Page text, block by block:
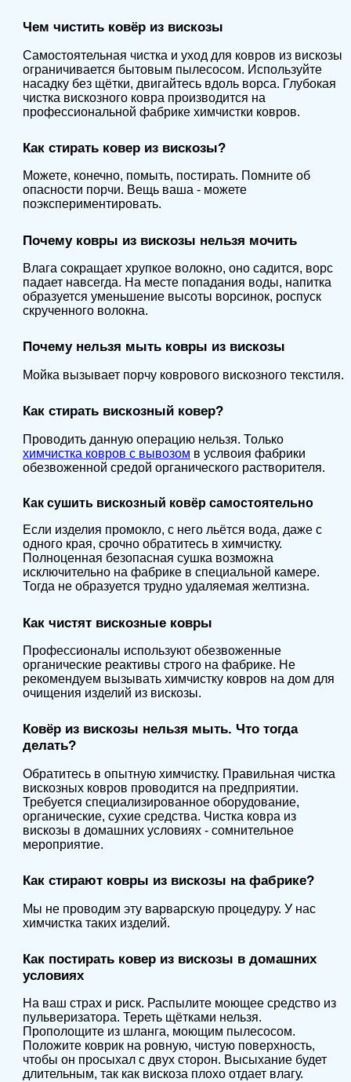
Чем чистить ковёр из вискозы
Самостоятельная чистка и уход для ковров из вискозы
ограничивается бытовым пылесосом. Используйте
насадку без щётки, двигайтесь вдоль ворса. Глубокая
чистка вискозного ковра производится на
профессиональной фабрике химчистки ковров.
Как стирать ковер из вискозы?
Можете, конечно, помыть, постирать. Помните об
опасности порчи. Вещь ваша - можете
поэкспериментировать.
Почему ковры из вискозы нельзя мочить
Влага сокращает хрупкое волокно, оно садится, ворс
падает навсегда. На месте попадания воды, напитка
образуется уменьшение высоты ворсинок, роспуск
скрученного волокна.
Почему нельзя мыть ковры из вискозы
Мойка вызывает порчу коврового вискозного текстиля.
Как стирать вискозный ковер?
Проводить данную операцию нельзя. Только
химчистка ковров с вывозом в услвоия фабрики
обезвоженной средой органического растворителя.
Как сушить вискозный ковёр самостоятельно
Если изделия промокло, с него льётся вода, даже с
одного края, срочно обратитесь в химчистку.
Полноценная безопасная сушка возможна
исключительно на фабрике в специальной камере.
Тогда не образуется трудно удаляемая желтизна.
Как чистят вискозные ковры
Профессионалы используют обезвоженные
органические реактивы строго на фабрике. Не
рекомендуем вызывать химчистку ковров на дом для
очищения изделий из вискозы.
Ковёр из вискозы нельзя мыть. Что тогда
делать?
Обратитесь в опытную химчистку. Правильная чистка
вискозных ковров проводится на предприятии.
Требуется специализированное оборудование,
органические, сухие средства. Чистка ковра из
вискозы в домашних условиях - сомнительное
мероприятие.
Как стирают ковры из вискозы на фабрике?
Мы не проводим эту варварскую процедуру. У нас
химчистка таких изделий.
Как постирать ковер из вискозы в домашних
условиях
На ваш страх и риск. Распылите моющее средство из
пульверизатора. Тереть щётками нельзя.
Прополощите из шланга, моющим пылесосом.
Положите коврик на ровную, чистую поверхность,
чтобы он просыхал с двух сторон. Высыхание будет
длительным, так как вискоза плохо отдает влагу.